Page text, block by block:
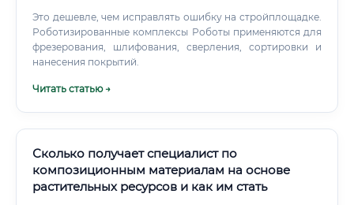
Это дешевле, чем исправлять ошибку на стройплощадке.
Роботизированные комплексы Роботы применяются для
фрезерования, шлифования, сверления, сортировки и
нанесения покрытий.
Читать статью →
Сколько получает специалист по
композиционным материалам на основе
растительных ресурсов и как им стать